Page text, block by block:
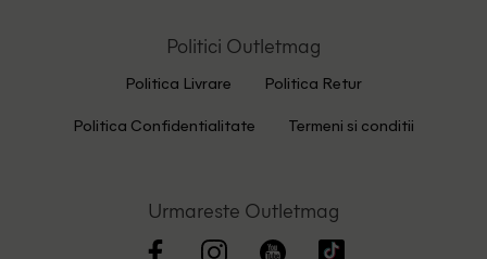
Politici Outletmag
Politica Livrare Politica Retur
Politica Confidentialitate Termeni si conditii
Urmareste Outletmag